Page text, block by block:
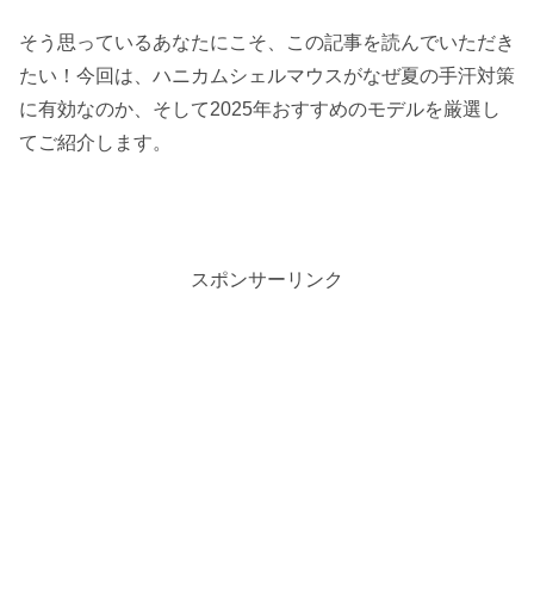
そう思っているあなたにこそ、この記事を読んでいただき
たい！今回は、ハニカムシェルマウスがなぜ夏の手汗対策
に有効なのか、そして2025年おすすめのモデルを厳選し
てご紹介します。
スポンサーリンク